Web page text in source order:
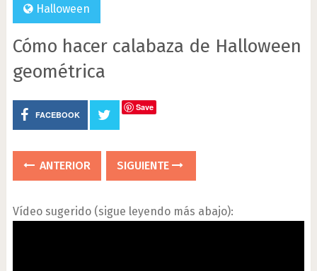
Halloween
Cómo hacer calabaza de Halloween
geométrica
FACEBOOK
Save
ANTERIOR SIGUIENTE
Vídeo sugerido (sigue leyendo más abajo):